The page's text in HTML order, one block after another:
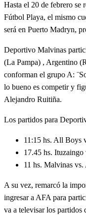
Hasta el 20 de febrero se
Fútbol Playa, el mismo
será en Puerto Madryn,
Deportivo Malvinas
(La Pampa) , Argentino
conforman el grupo A:
lo bueno es competir y
Alejandro Ruitiña.
Los partidos para
11:15 hs. All Boys
17.45 hs.
11 hs. Malvinas
A su vez, remarcó la
ingresar a AFA para
va a televisar los